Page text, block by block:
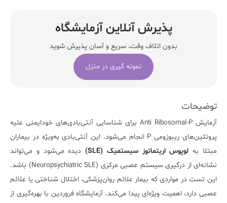
توضیحات
آزمایش Anti Ribosomal-P برای شناسایی آنتی‌بادی‌های خودایمنی علیه
پروتئین‌های ریبوزومی P انجام می‌شود. این آنتی‌بادی به‌ویژه در بیماران
مبتلا به لوپوس اریتماتوز سیستمیک (SLE)
دیده می‌شود و می‌تواند
نشانه‌ای از درگیری سیستم عصبی مرکزی (Neuropsychiatric SLE) باشد.
این تست در مواردی که بیمار علائم روان‌پزشکی، اختلال شناختی یا علائم
عصبی دارد، اهمیت ویژه‌ای پیدا می‌کند. آزمایشگاه فروردین با بهره‌گیری از
پذیرش آنلاین آزمایشگاه
بدون اتلاف وقت، سریع و آسان پذیرش شوید
نمونه گیری در منزل